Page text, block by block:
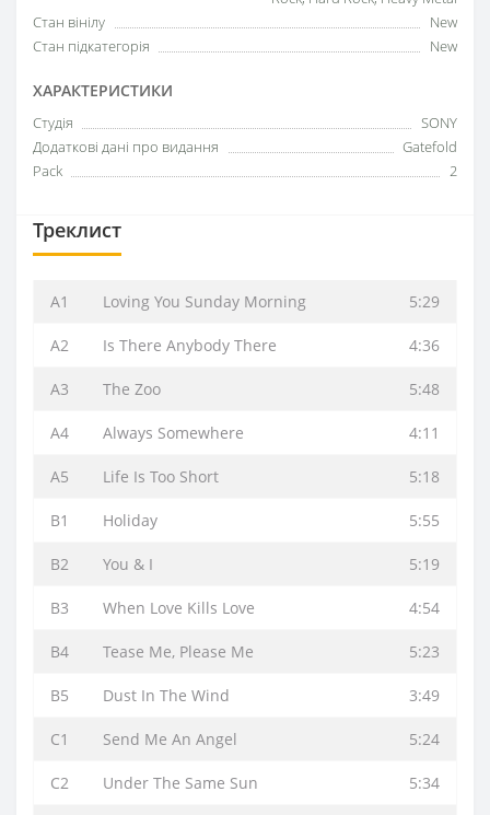
Стан вінілу
New
Стан підкатегорія
New
ХАРАКТЕРИСТИКИ
Студія
SONY
Додаткові дані про видання
Gatefold
Pack
2
Треклист
A1 Loving You Sunday Morning 5:29
A2 Is There Anybody There 4:36
A3 The Zoo 5:48
A4 Always Somewhere 4:11
A5 Life Is Too Short 5:18
B1 Holiday 5:55
B2 You & I 5:19
B3 When Love Kills Love 4:54
B4 Tease Me, Please Me 5:23
B5 Dust In The Wind 3:49
C1 Send Me An Angel 5:24
C2 Under The Same Sun 5:34